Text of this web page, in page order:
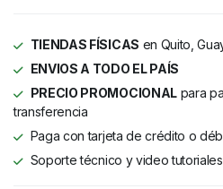
TIENDAS FÍSICAS en Quito,
ENVIOS A TODO EL PAÍS
PRECIO PROMOCIONALpara
transferencia
Paga con tarjeta de crédito o
Soporte técnico y video tutoriales